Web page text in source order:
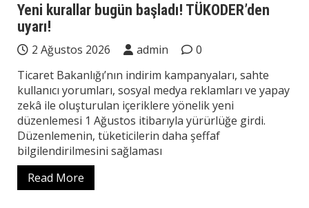
Yeni kurallar bugün başladı! TÜKODER’den
uyarı!
2 Ağustos 2026 admin
0
Ticaret Bakanlığı’nın indirim kampanyaları, sahte
kullanıcı yorumları, sosyal medya reklamları ve yapay
zekâ ile oluşturulan içeriklere yönelik yeni
düzenlemesi 1 Ağustos itibarıyla yürürlüğe girdi.
Düzenlemenin, tüketicilerin daha şeffaf
bilgilendirilmesini sağlaması
Read More